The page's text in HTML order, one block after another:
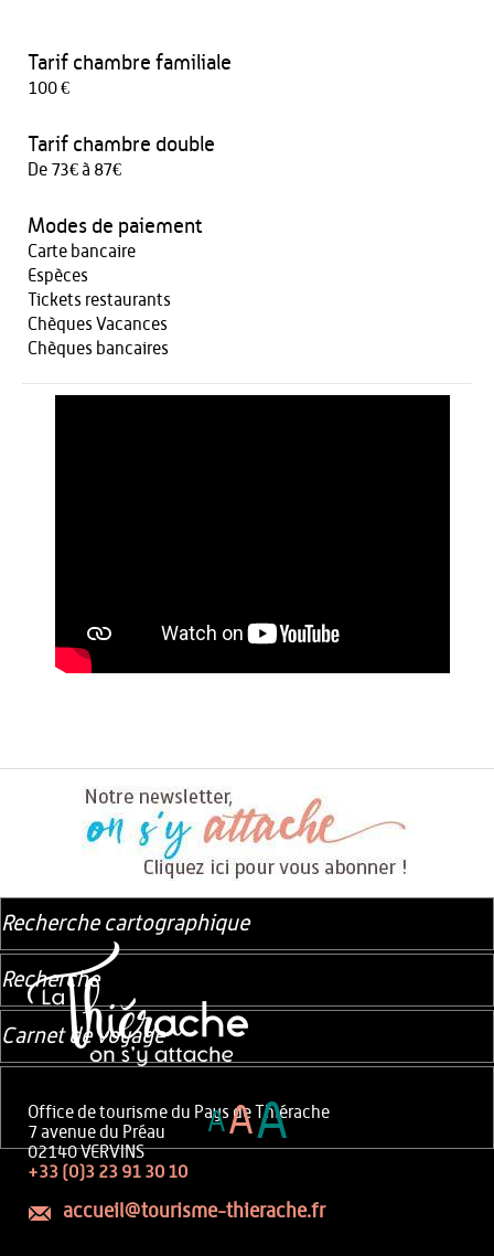
Tarif chambre familiale
100 €
Tarif chambre double
De 73€ à 87€
Modes de paiement
Carte bancaire
Espèces
Tickets restaurants
Chèques Vacances
Chèques bancaires
Office de tourisme du Pays de Thiérache
7 avenue du Préau
02140 VERVINS
+33 (0)3 23 91 30 10
accueil@tourisme-thierache.fr
Recherche cartographique
Recherche
Carnet de voyage
AAA